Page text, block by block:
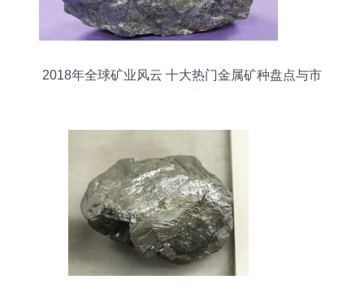
2018年全球矿业风云 十大热门金属矿种盘点与市